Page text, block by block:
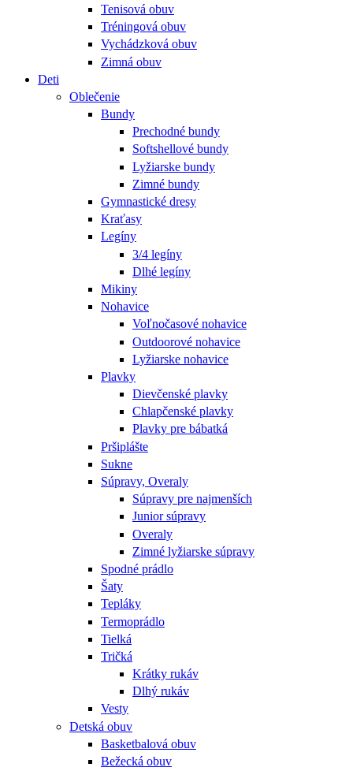
Tenisová obuv
Tréningová obuv
Vychádzková obuv
Zimná obuv
Deti
Oblečenie
Bundy
Prechodné bundy
Softshellové bundy
Lyžiarske bundy
Zimné bundy
Gymnastické dresy
Kraťasy
Legíny
3/4 legíny
Dlhé legíny
Mikiny
Nohavice
Voľnočasové nohavice
Outdoorové nohavice
Lyžiarske nohavice
Plavky
Dievčenské plavky
Chlapčenské plavky
Plavky pre bábatká
Pršiplášte
Sukne
Súpravy, Overaly
Súpravy pre najmenších
Junior súpravy
Overaly
Zimné lyžiarske súpravy
Spodné prádlo
Šaty
Tepláky
Termoprádlo
Tielká
Tričká
Krátky rukáv
Dlhý rukáv
Vesty
Detská obuv
Basketbalová obuv
Bežecká obuv